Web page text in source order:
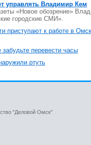
управлять Владимир Кем
«Новое обозрение»
городские СМИ».
приступают к работе в
перевести часы
ртуть
"Деловой Омск"